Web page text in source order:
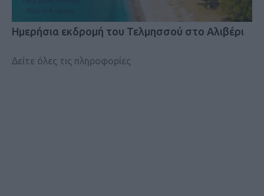
Ημερήσια εκδρομή του Τελμησσού στο Αλιβέρι
Δείτε όλες τις πληροφορίες